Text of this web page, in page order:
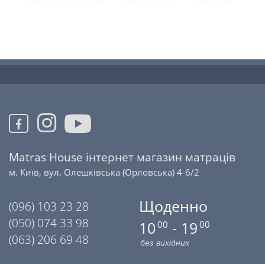
Matras House інтернет магазин матраців
м. Київ, вул. Олешківська (Орловська) 4-6/2
(096) 103 23 28
(050) 074 33 98
(063) 206 69 48
Щоденно
10 00 - 19 00
без вихідних